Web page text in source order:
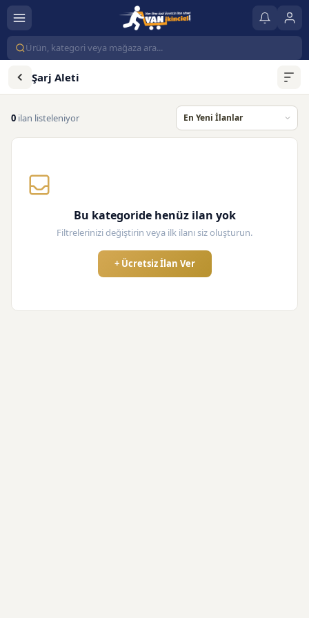
Şarj Aleti
0 ilan listeleniyor
Bu kategoride henüz ilan yok
Filtrelerinizi değiştirin veya ilk ilanı siz oluşturun.
+ Ücretsiz İlan Ver